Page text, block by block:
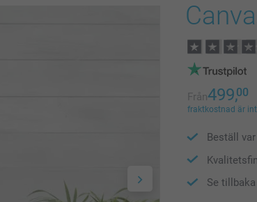
Från499,00
fraktkostnad är
Beställ
Se